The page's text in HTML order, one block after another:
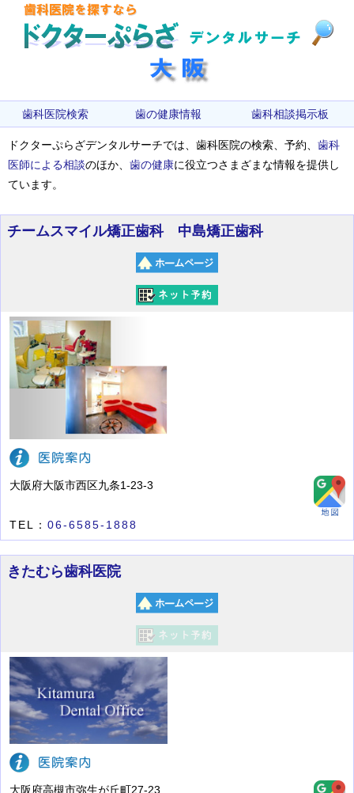
歯科医院検索 歯の健康情報 歯科相談掲示板
ドクターぷらざデンタルサーチでは、歯科医院の検索、予約、 歯科
医師による相談のほか、 歯の健康に役立つさまざまな情報を提供し
ています。
チームスマイル矯正歯科 中島矯正歯科
大阪府大阪市西区九条1-23-3
TEL： 06-6585-1888
きたむら歯科医院
大阪府高槻市弥生が丘町27-23